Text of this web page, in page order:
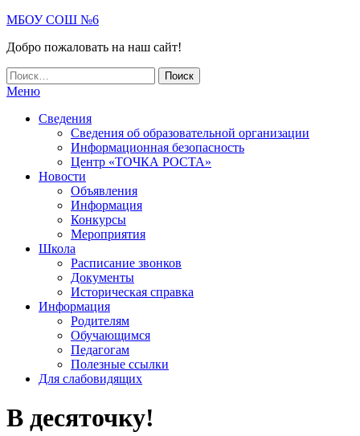
Skip
the
МБОУ СОШ №6
Добро пожаловать на наш сайт!
Найти:
Меню
Сведения
Сведения об образовательной организации
Информационная безопасность
Центр «ТОЧКА РОСТА»
Новости
Объявления
Информация
Конкурсы
Мероприятия
Школа
Расписание звонков
Документы
Историческая справка
Информация
Родителям
Обучающимся
Педагогам
Полезные ссылки
Для слабовидящих
В десяточку!